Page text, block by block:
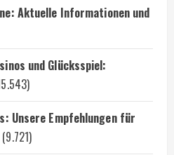
Aktuelle Informationen und
und Glücksspiel:
Unsere Empfehlungen für
(9.721)